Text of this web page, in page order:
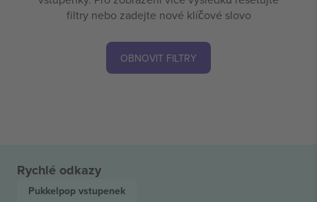
filtry nebo zadejte nové klíčové slovo
OBNOVIT FILTRY
Rychlé odkazy
Pukkelpop vstupenek